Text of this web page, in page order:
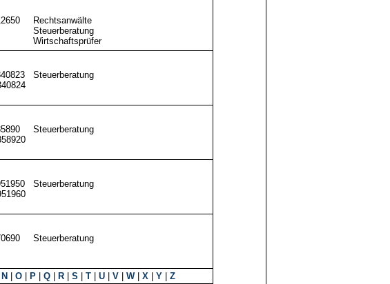
Rechtsanwälte
Steuerberatung
Wirtschaftsprüfer
Steuerberatung
Steuerberatung
Steuerberatung
Steuerberatung
N O P Q R S T U V W| X Y
Z